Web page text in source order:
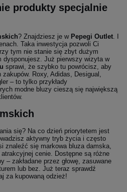
produkty specjalnie
? Znajdziesz je w Pepegi Outlet
Taka inwestycja pozwoli Ci
tym nie stanie się zbyt dużym
dysponujesz. Już pierwszy wizyta w
sprawi, że szybko tu powrócisz, aby
Roxy, Adidas, Desigual,
– to tylko przykłady
modne bluzy cieszą się największą
się? Na co dzień priorytetem jest
aktywny tryb życia i często
znaleźć się markowa bluza damska,
atrakcyjnej cenie. Dostępne są różne
– zakładane przez głowę, zasuwane
lub bez. Już teraz sprawdź
za kupowaną odzież!